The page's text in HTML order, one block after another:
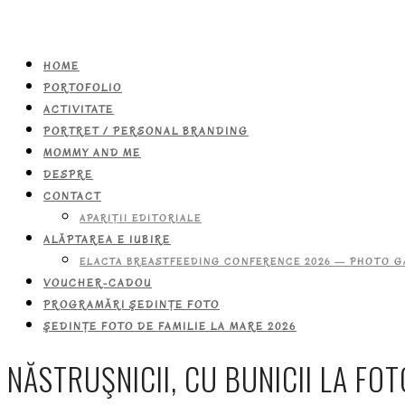
HOME
PORTOFOLIO
ACTIVITATE
PORTRET / PERSONAL BRANDING
MOMMY AND ME
DESPRE
CONTACT
APARIŢII EDITORIALE
ALĂPTAREA E IUBIRE
ELACTA BREASTFEEDING CONFERENCE 2026 — PHOTO
VOUCHER-CADOU
PROGRAMĂRI ŞEDINŢE FOTO
ŞEDINŢE FOTO DE FAMILIE LA MARE 2026
NĂSTRUŞNICII, CU BUNICII LA